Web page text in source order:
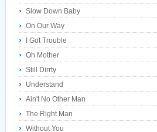
Slow Down Baby
On Our Way
I Got Trouble
Oh Mother
Still Dirrty
Understand
Ain't No Other Man
The Right Man
Without You